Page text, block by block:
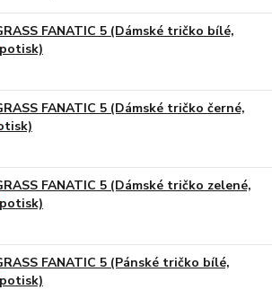
FANATIC 5 (Dámské tričko bílé,
FANATIC 5 (Dámské tričko černé,
FANATIC 5 (Dámské tričko zelené,
FANATIC 5 (Pánské tričko bílé,